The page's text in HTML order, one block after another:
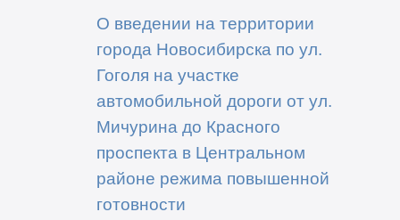
О введении на территории
города Новосибирска по ул.
Гоголя на участке
автомобильной дороги от ул.
Мичурина до Красного
проспекта в Центральном
районе режима повышенной
готовности